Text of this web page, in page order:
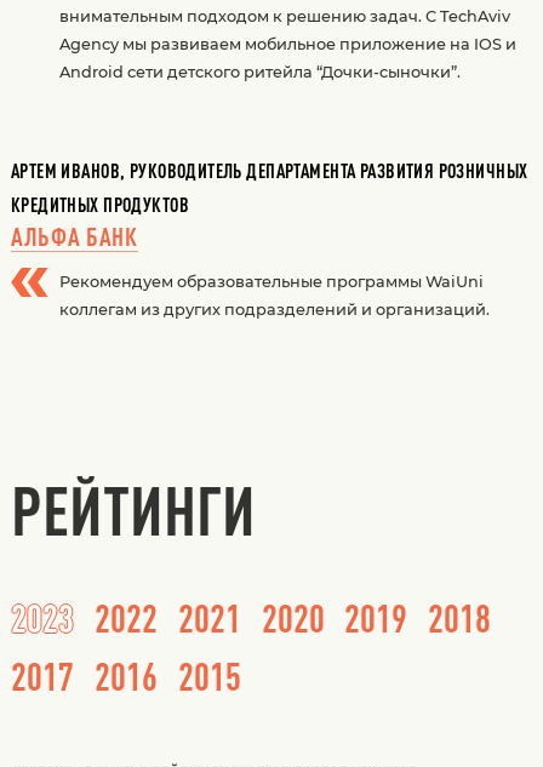
внимательным подходом к решению задач. С TechAviv
Agency мы развиваем мобильное приложение на IOS и
Android сети детского ритейла “Дочки-сыночки”.
АРТЕМ ИВАНОВ, РУКОВОДИТЕЛЬ ДЕПАРТАМЕНТА РАЗВИТИЯ РОЗНИЧНЫХ
КРЕДИТНЫХ ПРОДУКТОВ
АЛЬФА БАНК
Рекомендуем образовательные программы WaiUni
коллегам из других подразделений и организаций.
РЕЙТИНГИ
2023 2022 2021 2020 2019 2018
2017 2016 2015